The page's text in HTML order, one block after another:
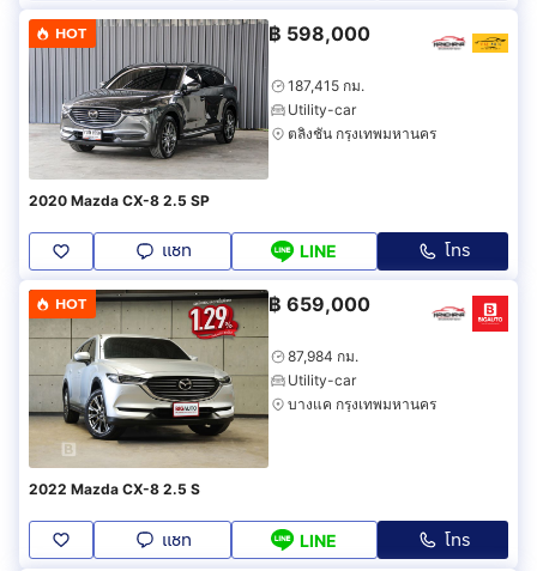
HOT ฿ 598,000
187,415 กม.
Utility-car
ตลิ่งชัน กรุงเทพมหานคร
2020 Mazda CX-8 2.5 SP
แชท LINE โทร
HOT ฿ 659,000
87,984 กม.
Utility-car
บางแค กรุงเทพมหานคร
2022 Mazda CX-8 2.5 S
แชท LINE โทร